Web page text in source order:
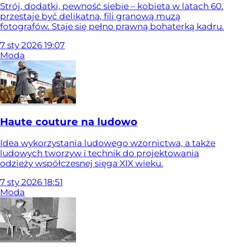
Strój, dodatki, pewność siebie – kobieta w latach 60.
przestaje być delikatną, fili granową muzą
fotografów. Staje się pełno prawną bohaterką kadru.
7 sty 2026 19:07
Moda
Haute couture na ludowo
Idea wykorzystania ludowego wzornictwa, a także
ludowych tworzyw i technik do projektowania
odzieży współczesnej sięga XIX wieku.
7 sty 2026 18:51
Moda